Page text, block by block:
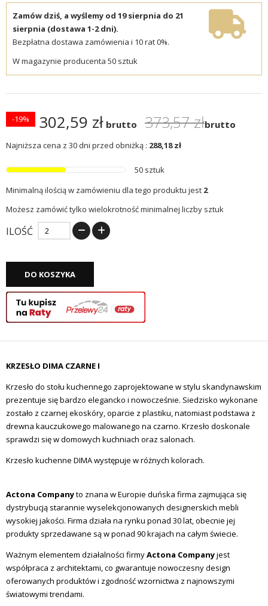
Zamów dziś, a wyślemy od 19 sierpnia do 21
sierpnia (dostawa 1-2 dni).
Bezpłatna dostawa zamówienia i 10 rat 0%.
W magazynie producenta 50 sztuk
302,59 zł brutto 373,57 złbrutto
-19%
Najniższa cena z 30 dni przed obniżką : 288,18 zł
50 sztuk
Minimalną ilością w zamówieniu dla tego produktu jest 2
Możesz zamówić tylko wielokrotność minimalnej liczby sztuk
ILOŚĆ
DO KOSZYKA
KRZESŁO DIMA CZARNE I
Krzesło do stołu kuchennego zaprojektowane w stylu skandynawskim
prezentuje się bardzo elegancko i nowocześnie. Siedzisko wykonane
zostało z czarnej ekoskóry, oparcie z plastiku, natomiast podstawa z
drewna kauczukowego malowanego na czarno. Krzesło doskonale
sprawdzi się w domowych kuchniach oraz salonach.
Krzesło kuchenne DIMA występuje w różnych kolorach.
Actona Companyto znana w Europie duńska firma zajmująca się
dystrybucją starannie wyselekcjonowanych designerskich mebli
wysokiej jakości. Firma działa na rynku ponad 30 lat, obecnie jej
produkty sprzedawane są w ponad 90 krajach na całym świecie.
Ważnym elementem działalności firmyActona Companyjest
współpraca z architektami, co gwarantuje nowoczesny design
oferowanych produktów i zgodność wzornictwa z najnowszymi
światowymi trendami.